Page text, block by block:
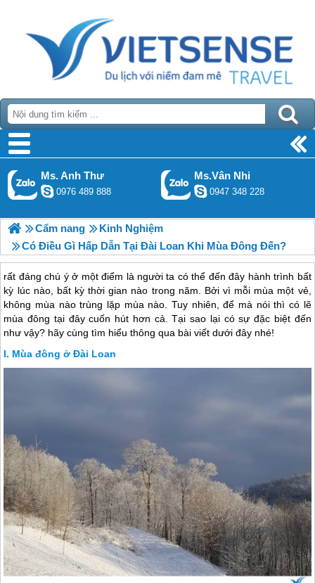
Ms. Anh Thư
0976 489 888
Ms.Vân Nhi
0947 348 228
Cẩm nang
Kinh Nghiệm
Có Điều Gì Hấp Dẫn Tại Đài Loan Khi Mùa Đông Đến?
rất đáng chú ý ở một điểm là người ta có thể đến đây hành trình bất
kỳ lúc nào, bất kỳ thời gian nào trong năm. Bởi vì mỗi mùa một vẻ,
không mùa nào trùng lặp mùa nào. Tuy nhiên, để mà nói thì có lẽ
mùa đông tại đây cuốn hút hơn cả. Tại sao lại có sự đặc biệt đến
như vậy? hãy cùng tìm hiểu thông qua bài viết dưới đây nhé!
Mùa đông ở Đài Loan